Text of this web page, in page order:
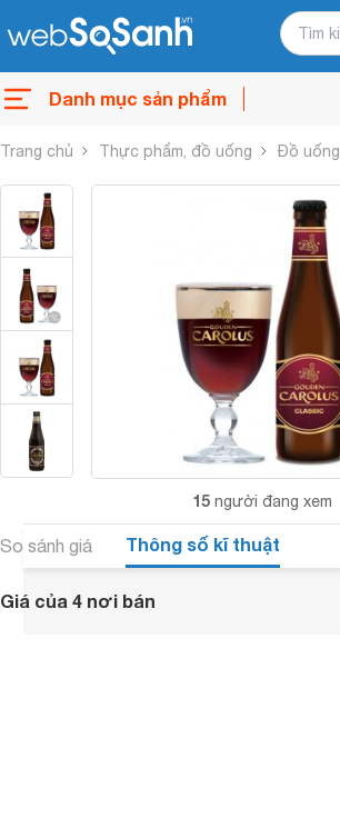
Danh mục sản phẩm
Trang chủ Thực phẩm, đồ uống Đồ uống
15 người đang xem
So sánh giá Thông số kĩ thuật
Giá của 4 nơi bán